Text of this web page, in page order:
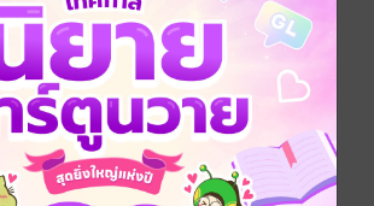
ร่วมชมการประลองในห้องส่วนตัวของ
ยเป็นว่าพวกเขากลับได้เจอกับบุคคลที่คาด
ยได้
นดับหนึ่งผู้มีชะตาจะได้ขึ้นครองบัลลังก์ต่อ
ล” ถึงได้มาอยู่ที่นี่กัน แล้วทำไมพวกเขาต้อง
นี้ด้วย